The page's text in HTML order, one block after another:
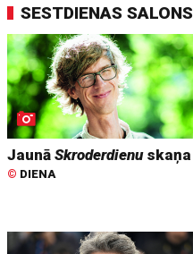
SESTDIENAS SALONS
JaunāSkroderdienuskaņa
© DIENA